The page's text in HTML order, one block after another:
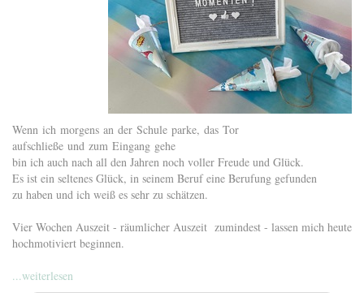
Wenn ich morgens an der Schule parke, das Tor
aufschließe und zum Eingang gehe
bin ich auch nach all den Jahren noch voller Freude und Glück.
Es ist ein seltenes Glück, in seinem Beruf eine Berufung gefunden
zu haben und ich weiß es sehr zu schätzen.
Vier Wochen Auszeit - räumlicher Auszeit zumindest - lassen mich heute
hochmotiviert beginnen.
...weiterlesen